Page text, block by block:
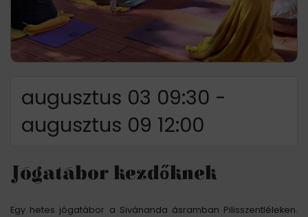
augusztus 03 09:30 -
augusztus 09 12:00
Jógatábor kezdőknek
Egy hetes jógatábor a Sivánanda ásramban Pilisszentléleken.